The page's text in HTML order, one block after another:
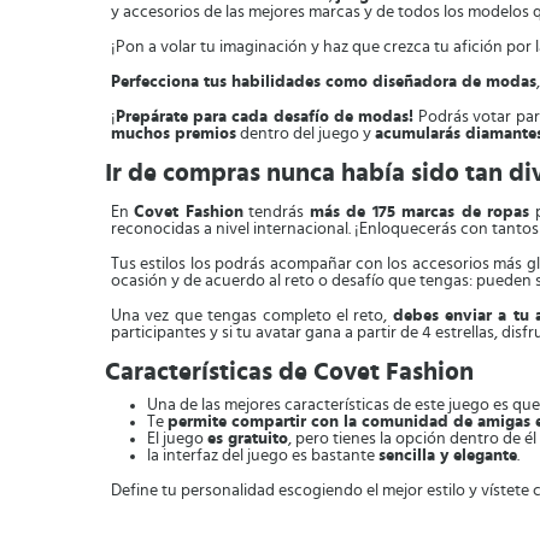
y accesorios de las mejores marcas y de todos los modelos
¡Pon a volar tu imaginación y haz que crezca tu afición
Perfecciona tus habilidades como diseñadora de modas
¡ Prepárate para cada desafío de modas! Podrás votar
muchos premios dentro del juego y acumularás
Ir de compras nunca había sido tan
EnCovet Fashiontendrás más de 175 marcas de ropas
reconocidas a nivel internacional. ¡Enloquecerás con
Tus estilos los podrás acompañar con los accesorios más
ocasión y de acuerdo al reto o desafío que tengas: pueden
Una vez que tengas completo el reto, debes enviar a tu
participantes y si tu avatar gana a partir de 4 estrellas,
Características de Covet Fashion
Una de las mejores características de este juego es
Te permite compartir con la comunidad de amigas
El juego es gratuito, pero tienes la opción dentro de
la interfaz del juego es bastante sencilla y elegante.
Define tu personalidad escogiendo el mejor estilo y vístete